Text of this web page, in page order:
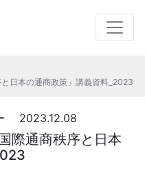
日本の通商政策」講義資料_2023
2023.12.08
際通商秩序と日本